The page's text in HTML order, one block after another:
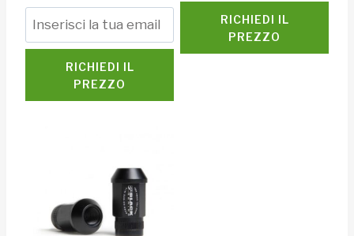
RICHIEDI IL
PREZZO
RICHIEDI IL
PREZZO